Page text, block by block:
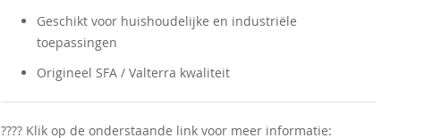
Geschikt voor huishoudelijke en industriële
toepassingen
Origineel SFA / Valterra kwaliteit
???? Klik op de onderstaande link voor meer informatie: